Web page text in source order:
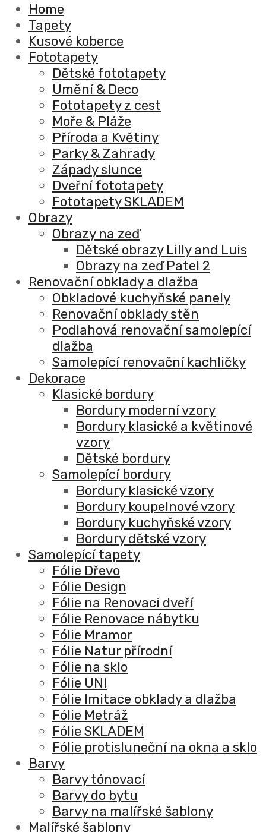
Home
Tapety
Kusové koberce
Fototapety
Dětské fototapety
Umění & Deco
Fototapety z cest
Moře & Pláže
Příroda a Květiny
Parky & Zahrady
Západy slunce
Dveřní fototapety
Fototapety SKLADEM
Obrazy
Obrazy na zeď
Dětské obrazy Lilly and Luis
Obrazy na zeď Patel 2
Renovační obklady a dlažba
Obkladové kuchyňské panely
Renovační obklady stěn
Podlahová renovační samolepící
dlažba
Samolepící renovační kachličky
Dekorace
Klasické bordury
Bordury moderní vzory
Bordury klasické a květinové
vzory
Dětské bordury
Samolepící bordury
Bordury klasické vzory
Bordury koupelnové vzory
Bordury kuchyňské vzory
Bordury dětské vzory
Samolepící tapety
Fólie Dřevo
Fólie Design
Fólie na Renovaci dveří
Fólie Renovace nábytku
Fólie Mramor
Fólie Natur přírodní
Fólie na sklo
Fólie UNI
Fólie Imitace obklady a dlažba
Fólie Metráž
Fólie SKLADEM
Fólie protisluneční na okna a sklo
Barvy
Barvy tónovací
Barvy do bytu
Barvy na malířské šablony
Malířské šablony